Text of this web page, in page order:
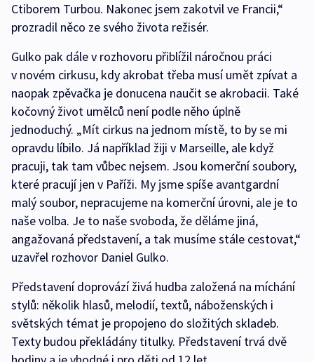
Ctiborem Turbou. Nakonec jsem zakotvil ve Francii,“
prozradil něco ze svého života režisér.
Gulko pak dále v rozhovoru přiblížil náročnou práci
v novém cirkusu, kdy akrobat třeba musí umět zpívat a
naopak zpěvačka je donucena naučit se akrobacii. Také
kočovný život umělců není podle něho úplně
jednoduchý. „Mít cirkus na jednom místě, to by se mi
opravdu líbilo. Já například žiji v Marseille, ale když
pracuji, tak tam vůbec nejsem. Jsou komerční soubory,
které pracují jen v Paříži. My jsme spíše avantgardní
malý soubor, nepracujeme na komerční úrovni, ale je to
naše volba. Je to naše svoboda, že děláme jiná,
angažovaná představení, a tak musíme stále cestovat,“
uzavřel rozhovor Daniel Gulko.
Představení doprovází živá hudba založená na míchání
stylů: několik hlasů, melodií, textů, náboženských i
světských témat je propojeno do složitých skladeb.
Texty budou překládány titulky. Představení trvá dvě